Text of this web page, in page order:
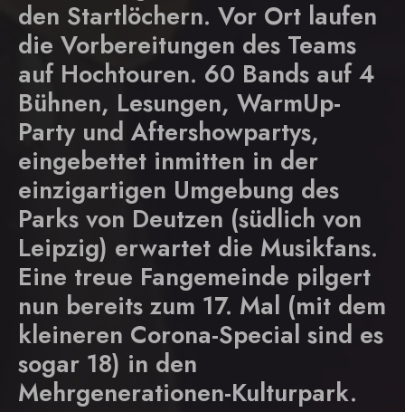
den Startlöchern. Vor Ort laufen
die Vorbereitungen des Teams
auf Hochtouren. 60 Bands auf 4
Bühnen, Lesungen, WarmUp-
Party und Aftershowpartys,
eingebettet inmitten in der
einzigartigen Umgebung des
Parks von Deutzen (südlich von
Leipzig) erwartet die Musikfans.
Eine treue Fangemeinde pilgert
nun bereits zum 17. Mal (mit dem
kleineren Corona-Special sind es
sogar 18) in den
Mehrgenerationen-Kulturpark.